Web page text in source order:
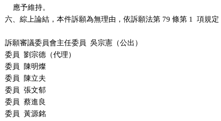
    應予維持。
六、綜上論結，本件訴願為無理由，依訴願法第 79 條第 1  項規
訴願審議委員會主任委員  吳宗憲（公出）
委員  劉宗德（代理）
委員  陳明燦
委員  陳立夫
委員  張文郁
委員  蔡進良
委員  黃源銘